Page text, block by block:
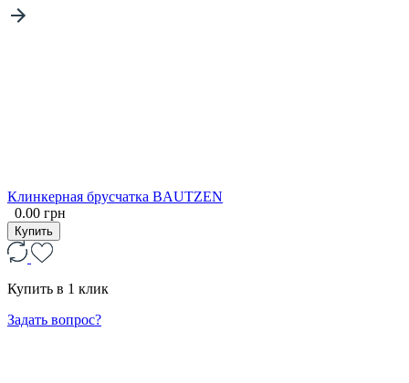
Клинкерная брусчатка BAUTZEN
0.00 грн
Купить
Купить в 1 клик
Задать вопрос?